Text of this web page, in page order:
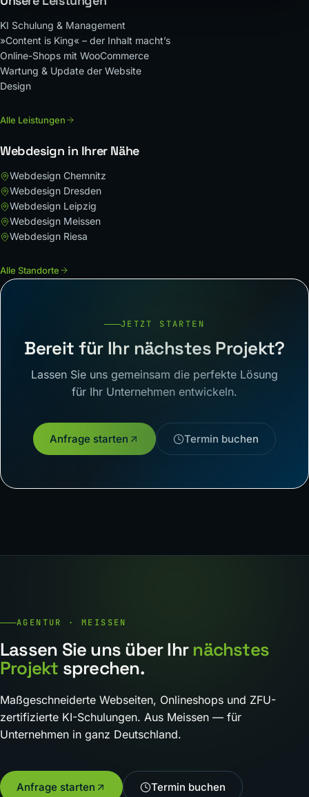
KI Schulung & Management
»Content is King« – der Inhalt macht’s
Online-Shops mit WooCommerce
Wartung & Update der Website
Design
Alle Leistungen
Webdesign in Ihrer Nähe
Webdesign Chemnitz
Webdesign Dresden
Webdesign Leipzig
Webdesign Meissen
Webdesign Riesa
Alle Standorte
JETZT STARTEN
Bereit für Ihr nächstes Projekt?
Lassen Sie uns gemeinsam die perfekte Lösung
für Ihr Unternehmen entwickeln.
Anfrage starten Termin buchen
AGENTUR · MEISSEN
Lassen Sie uns über Ihr nächstes
Projekt sprechen.
Maßgeschneiderte Webseiten, Onlineshops und ZFU-
zertifizierte KI-Schulungen. Aus Meissen — für
Unternehmen in ganz Deutschland.
Anfrage starten Termin buchen